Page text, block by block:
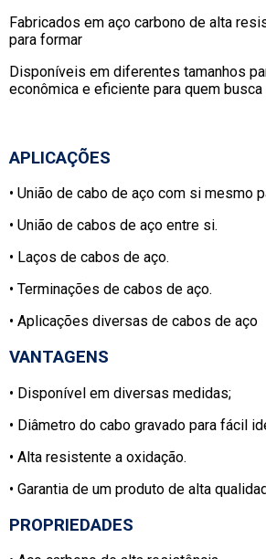
Fabricados em aço carbono de alta
para formar
Disponíveis em diferentes tamanhos
econômica e eficiente para quem
APLICAÇÕES
• União de cabo de aço com si mesmo
• União de cabos de aço entre si.
• Laços de cabos de aço.
• Terminações de cabos de aço.
• Aplicações diversas de cabos de aço
VANTAGENS
• Disponível em diversas medidas;
• Diâmetro do cabo gravado para fácil
• Alta resistente a oxidação.
• Garantia de um produto de alta
PROPRIEDADES